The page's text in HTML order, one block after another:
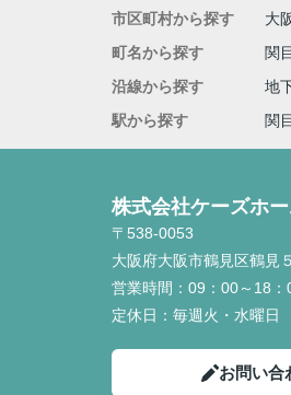
市区町村から探す 大
町名から探す
関目
沿線から探す
地
駅から探す
関
株式会社ケーズホ
〒538-0053
大阪府大阪市鶴見区鶴見
営業時間： 09：00～18：
定休日： 毎週火・水曜日
お問い合